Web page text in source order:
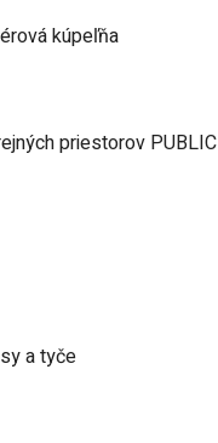
kúpeľňa
priestorov PUBLIC
a tyče